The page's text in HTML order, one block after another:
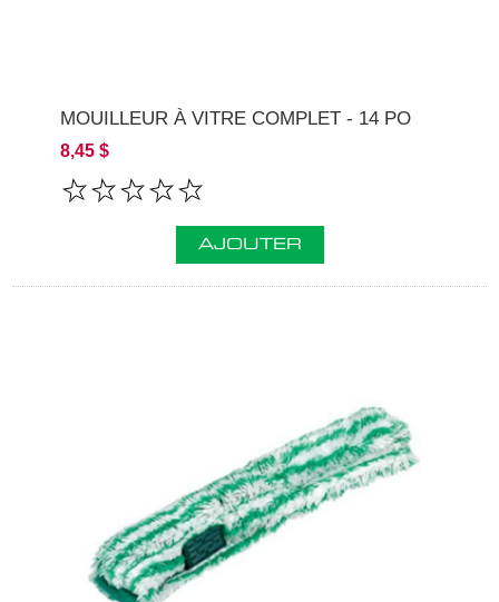
MOUILLEUR À VITRE COMPLET - 14 PO
8,45 $
AJOUTER